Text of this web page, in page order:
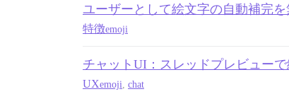
ユーザーとして絵文字の自動補完を
特徴emoji
チャットUI：スレッドプレビュー
UXemoji chat